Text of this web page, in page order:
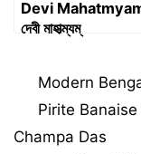
Devi Mahatmyam
দেবী মাহাত্ম্যম্
Categories
Modern
Pirite Banaise
Champa Das